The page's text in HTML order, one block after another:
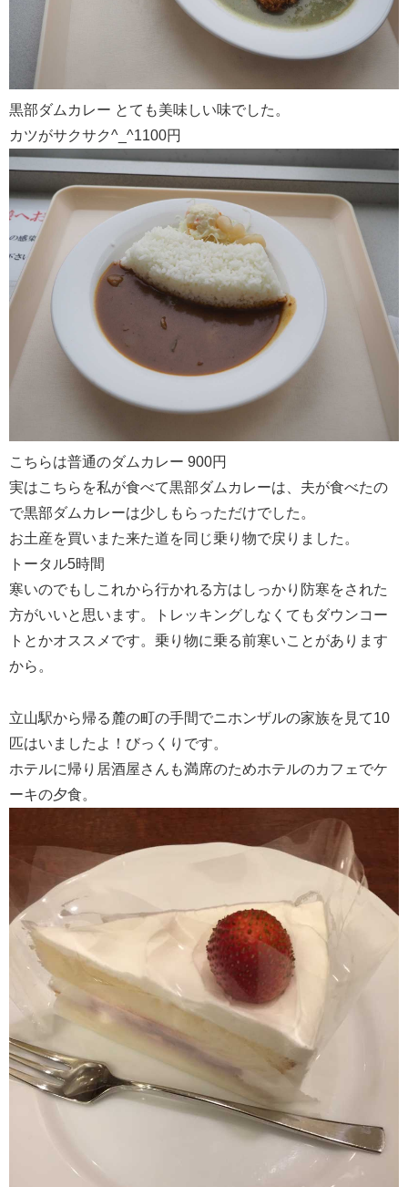
黒部ダムカレー とても美味しい味でした。
カツがサクサク^_^1100円
こちらは普通のダムカレー 900円
実はこちらを私が食べて黒部ダムカレーは、夫が食べたの
で黒部ダムカレーは少しもらっただけでした。
お土産を買いまた来た道を同じ乗り物で戻りました。
トータル5時間
寒いのでもしこれから行かれる方はしっかり防寒をされた
方がいいと思います。トレッキングしなくてもダウンコー
トとかオススメです。乗り物に乗る前寒いことがあります
から。
立山駅から帰る麓の町の手間でニホンザルの家族を見て10
匹はいましたよ！びっくりです。
ホテルに帰り居酒屋さんも満席のためホテルのカフェでケ
ーキの夕食。